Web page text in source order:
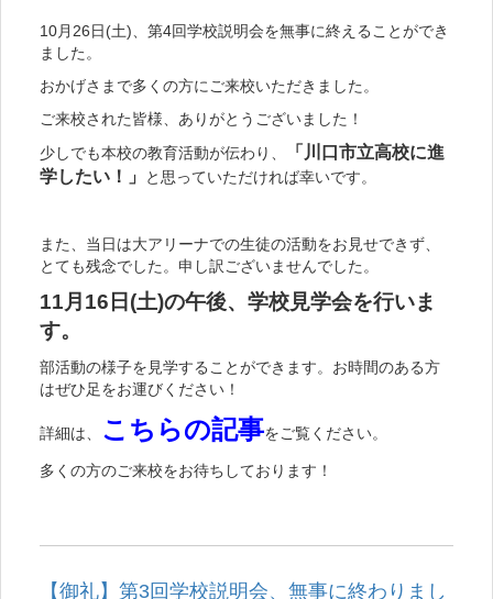
10月26日(土)、第4回学校説明会を無事に終えることができ
ました。
おかげさまで多くの方にご来校いただきました。
ご来校された皆様、ありがとうございました！
少しでも本校の教育活動が伝わり、
「川口市立高校に進
学したい！」
と思っていただければ幸いです。
また、当日は大アリーナでの生徒の活動をお見せできず、
とても残念でした。申し訳ございませんでした。
11月16日(土)の午後、学校見学会を行いま
す。
部活動の様子を見学することができます。お時間のある方
はぜひ足をお運びください！
詳細は、 こちらの記事をご覧ください。
多くの方のご来校をお待ちしております！
【御礼】第3回学校説明会、無事に終わりまし